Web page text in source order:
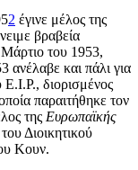
2 έγινε μέλος της
βραβεία
Μάρτιο του 1953,
ανέλαβε και πάλι για
διορισμένος
παραιτήθηκε τον
της Ευρωπαϊκής
Διοικητικού
Κουν.